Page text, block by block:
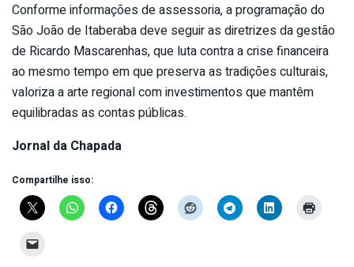
Conforme informações de assessoria, a programação do
São João de Itaberaba deve seguir as diretrizes da gestão
de Ricardo Mascarenhas, que luta contra a crise financeira
ao mesmo tempo em que preserva as tradições culturais,
valoriza a arte regional com investimentos que mantêm
equilibradas as contas públicas.
Jornal da Chapada
Compartilhe isso: